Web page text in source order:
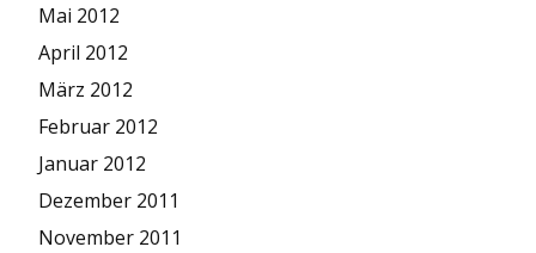
Mai 2012
April 2012
März 2012
Februar 2012
Januar 2012
Dezember 2011
November 2011